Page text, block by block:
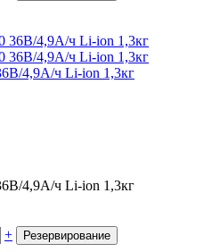
4,9А/ч Li-ion 1,3кг
4,9А/ч Li-ion 1,3кг
+ Резервирование